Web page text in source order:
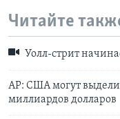
Читайте
Уолл-стрит
АР: США могут
миллиардов долларов